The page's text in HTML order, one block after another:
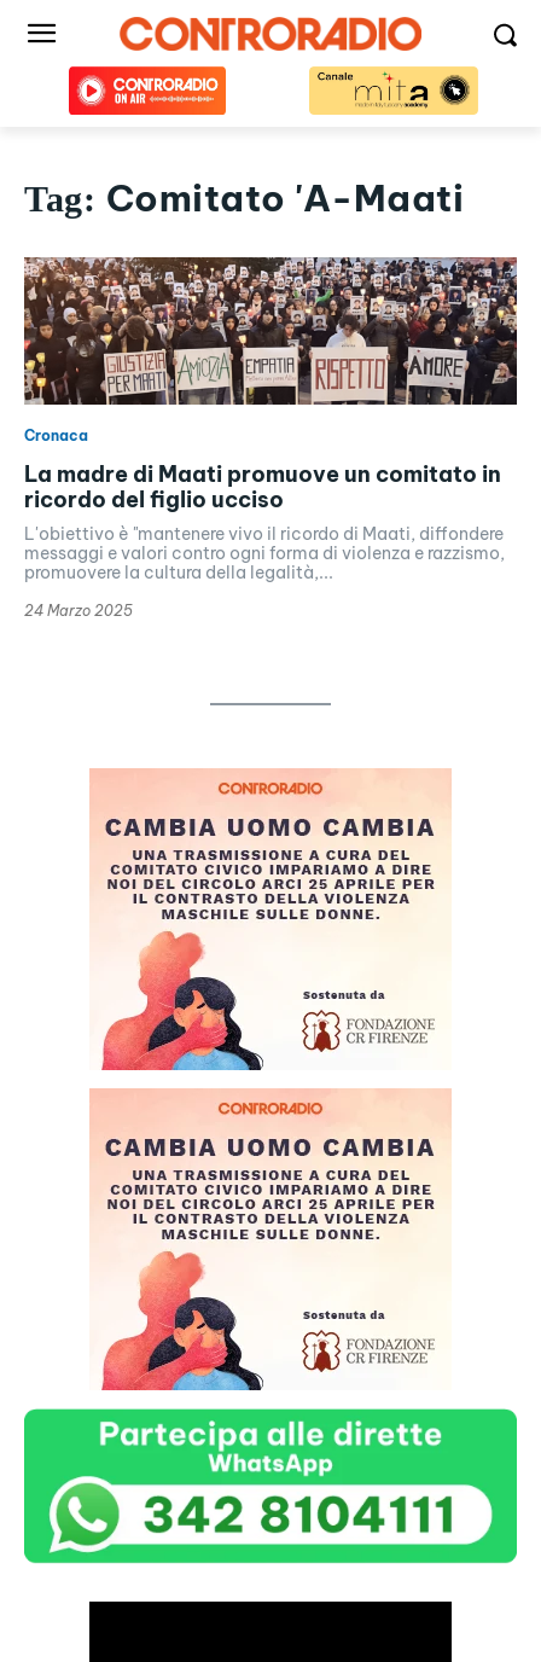
Tag: Comitato 'A-Maati
Cronaca
La madre di Maati promuove un comitato in
ricordo del figlio ucciso
L'obiettivo è "mantenere vivo il ricordo di Maati, diffondere
messaggi e valori contro ogni forma di violenza e razzismo,
promuovere la cultura della legalità,...
24 Marzo 2025